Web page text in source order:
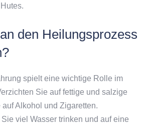
den Heilungsprozess
spielt eine wichtige Rolle im
Sie auf fettige und salzige
Alkohol und Zigaretten.
viel Wasser trinken und auf eine